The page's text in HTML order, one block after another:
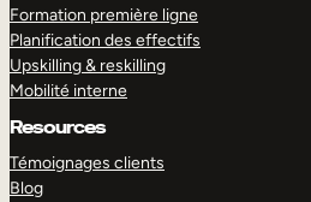
Formation première ligne
Planification des effectifs
Upskilling & reskilling
Mobilité interne
Resources
Témoignages clients
Blog